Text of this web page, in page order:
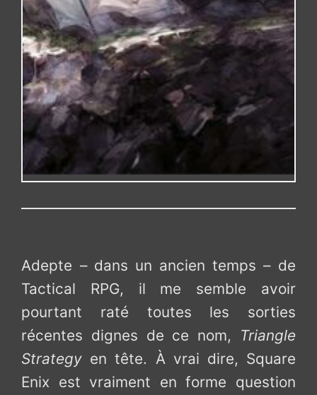
Adepte – dans un ancien temps – de
Tactical RPG, il me semble avoir
pourtant raté toutes les sorties
récentes dignes de ce nom, Triangle
Strategy en tête. À vrai dire, Square
Enix est vraiment en forme question